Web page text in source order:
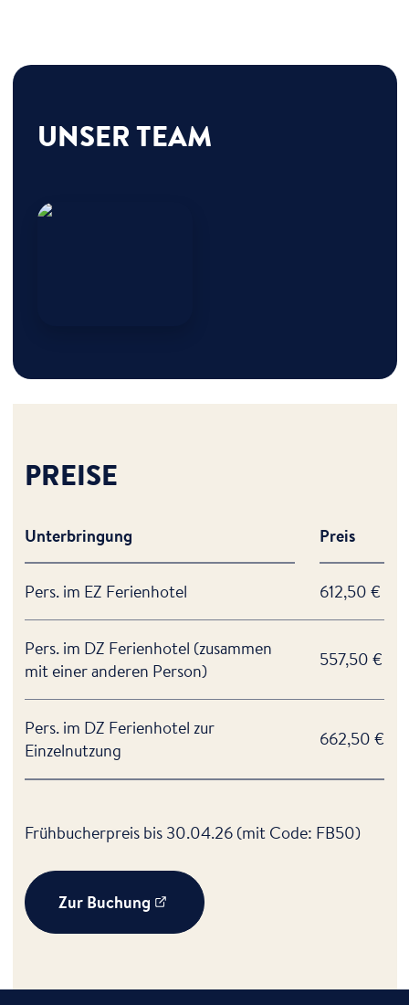
UNSER TEAM
PREISE
Unterbringung Preis
Pers. im EZ Ferienhotel 612,50 €
Pers. im DZ Ferienhotel (zusammen
mit einer anderen Person)
557,50 €
Pers. im DZ Ferienhotel zur
Einzelnutzung
662,50 €
Frühbucherpreis bis 30.04.26 (mit Code: FB50)
Zur Buchung